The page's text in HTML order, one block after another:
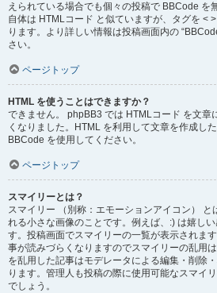
えられている場合でも個々の投稿で BBCode を
自体は HTMLコード と似ていますが、タグを <
ります。より詳しい情報は投稿画面内の
さい。
ページトップ
HTML を使うことはできますか？
できません。 phpBB3 では HTMLコード を文章
くなりました。HTML を利用して文章を作成し
BBCode を使用してください。
ページトップ
スマイリーとは？
スマイリー （別称：エモーションアイコン） と
れる小さな画像のことです。例えば、:) は嬉し
す。投稿画面でスマイリーの一覧が表示されま
事が読みづらくなりますのでスマイリーの乱用
を乱用した記事はモデレータによる編集・削除
ります。管理人も投稿の際に使用可能なスマイ
でしょう。